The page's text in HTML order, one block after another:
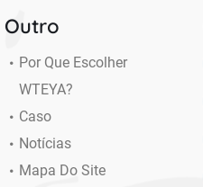
Outro
Por Que Escolher
WTEYA?
Caso
Notícias
Mapa Do Site